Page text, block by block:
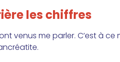
les chiffres
venus me parler. C’est à